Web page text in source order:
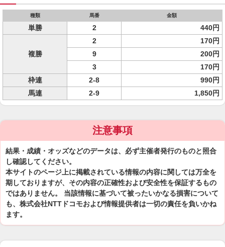
種類 馬番 金額
単勝 2 440円
複勝
2
170円
9
200円
3
170円
枠連
2-8
990円
馬連
2-9 1,850円
注意事項
結果・成績・オッズなどのデータは、必ず主催者発行のものと照合
し確認してください。
本サイトのページ上に掲載されている情報の内容に関しては万全を
期しておりますが、その内容の正確性および安全性を保証するもの
ではありません。 当該情報に基づいて被ったいかなる損害について
も、株式会社NTTドコモおよび情報提供者は一切の責任を負いかね
ます。